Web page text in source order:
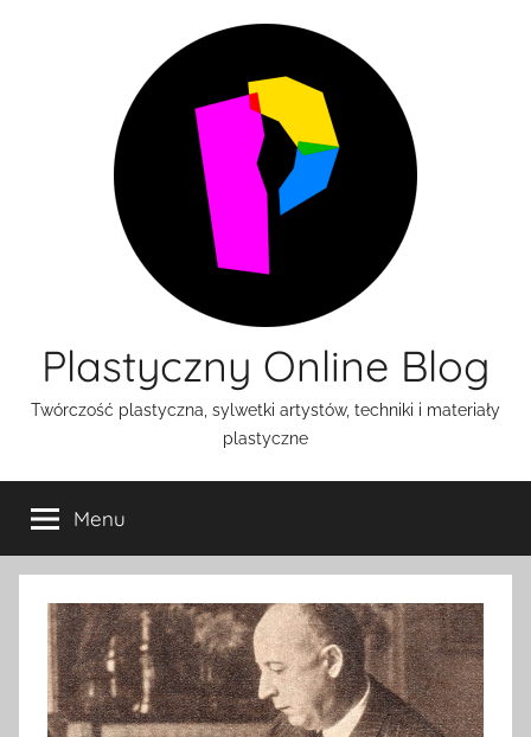
Plastyczny Online Blog
Twórczość plastyczna, sylwetki artystów, techniki i materiały
plastyczne
Menu